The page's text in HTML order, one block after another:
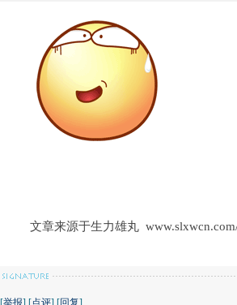
文章来源于生力雄丸
[举报] [点评] [回复]